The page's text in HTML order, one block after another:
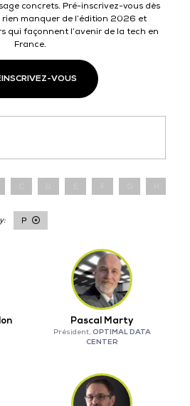
concrets. Pré-inscrivez-vous dès
manquer de l’édition 2026 et
qui façonnent l’avenir de la tech en
France.
VOUS
P
Pascal Marty
Président, OPTIMAL DATA
CENTER